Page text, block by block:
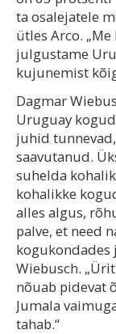
ta osalejatele
ütles Arco.
julgustame
kujunemist
Dagmar
Uruguay
juhid
saavutanud.
suhelda
kohalikke
alles algus,
palve, et need
Wiebusch.
nõuab pidevat
Jumala
tahab.“